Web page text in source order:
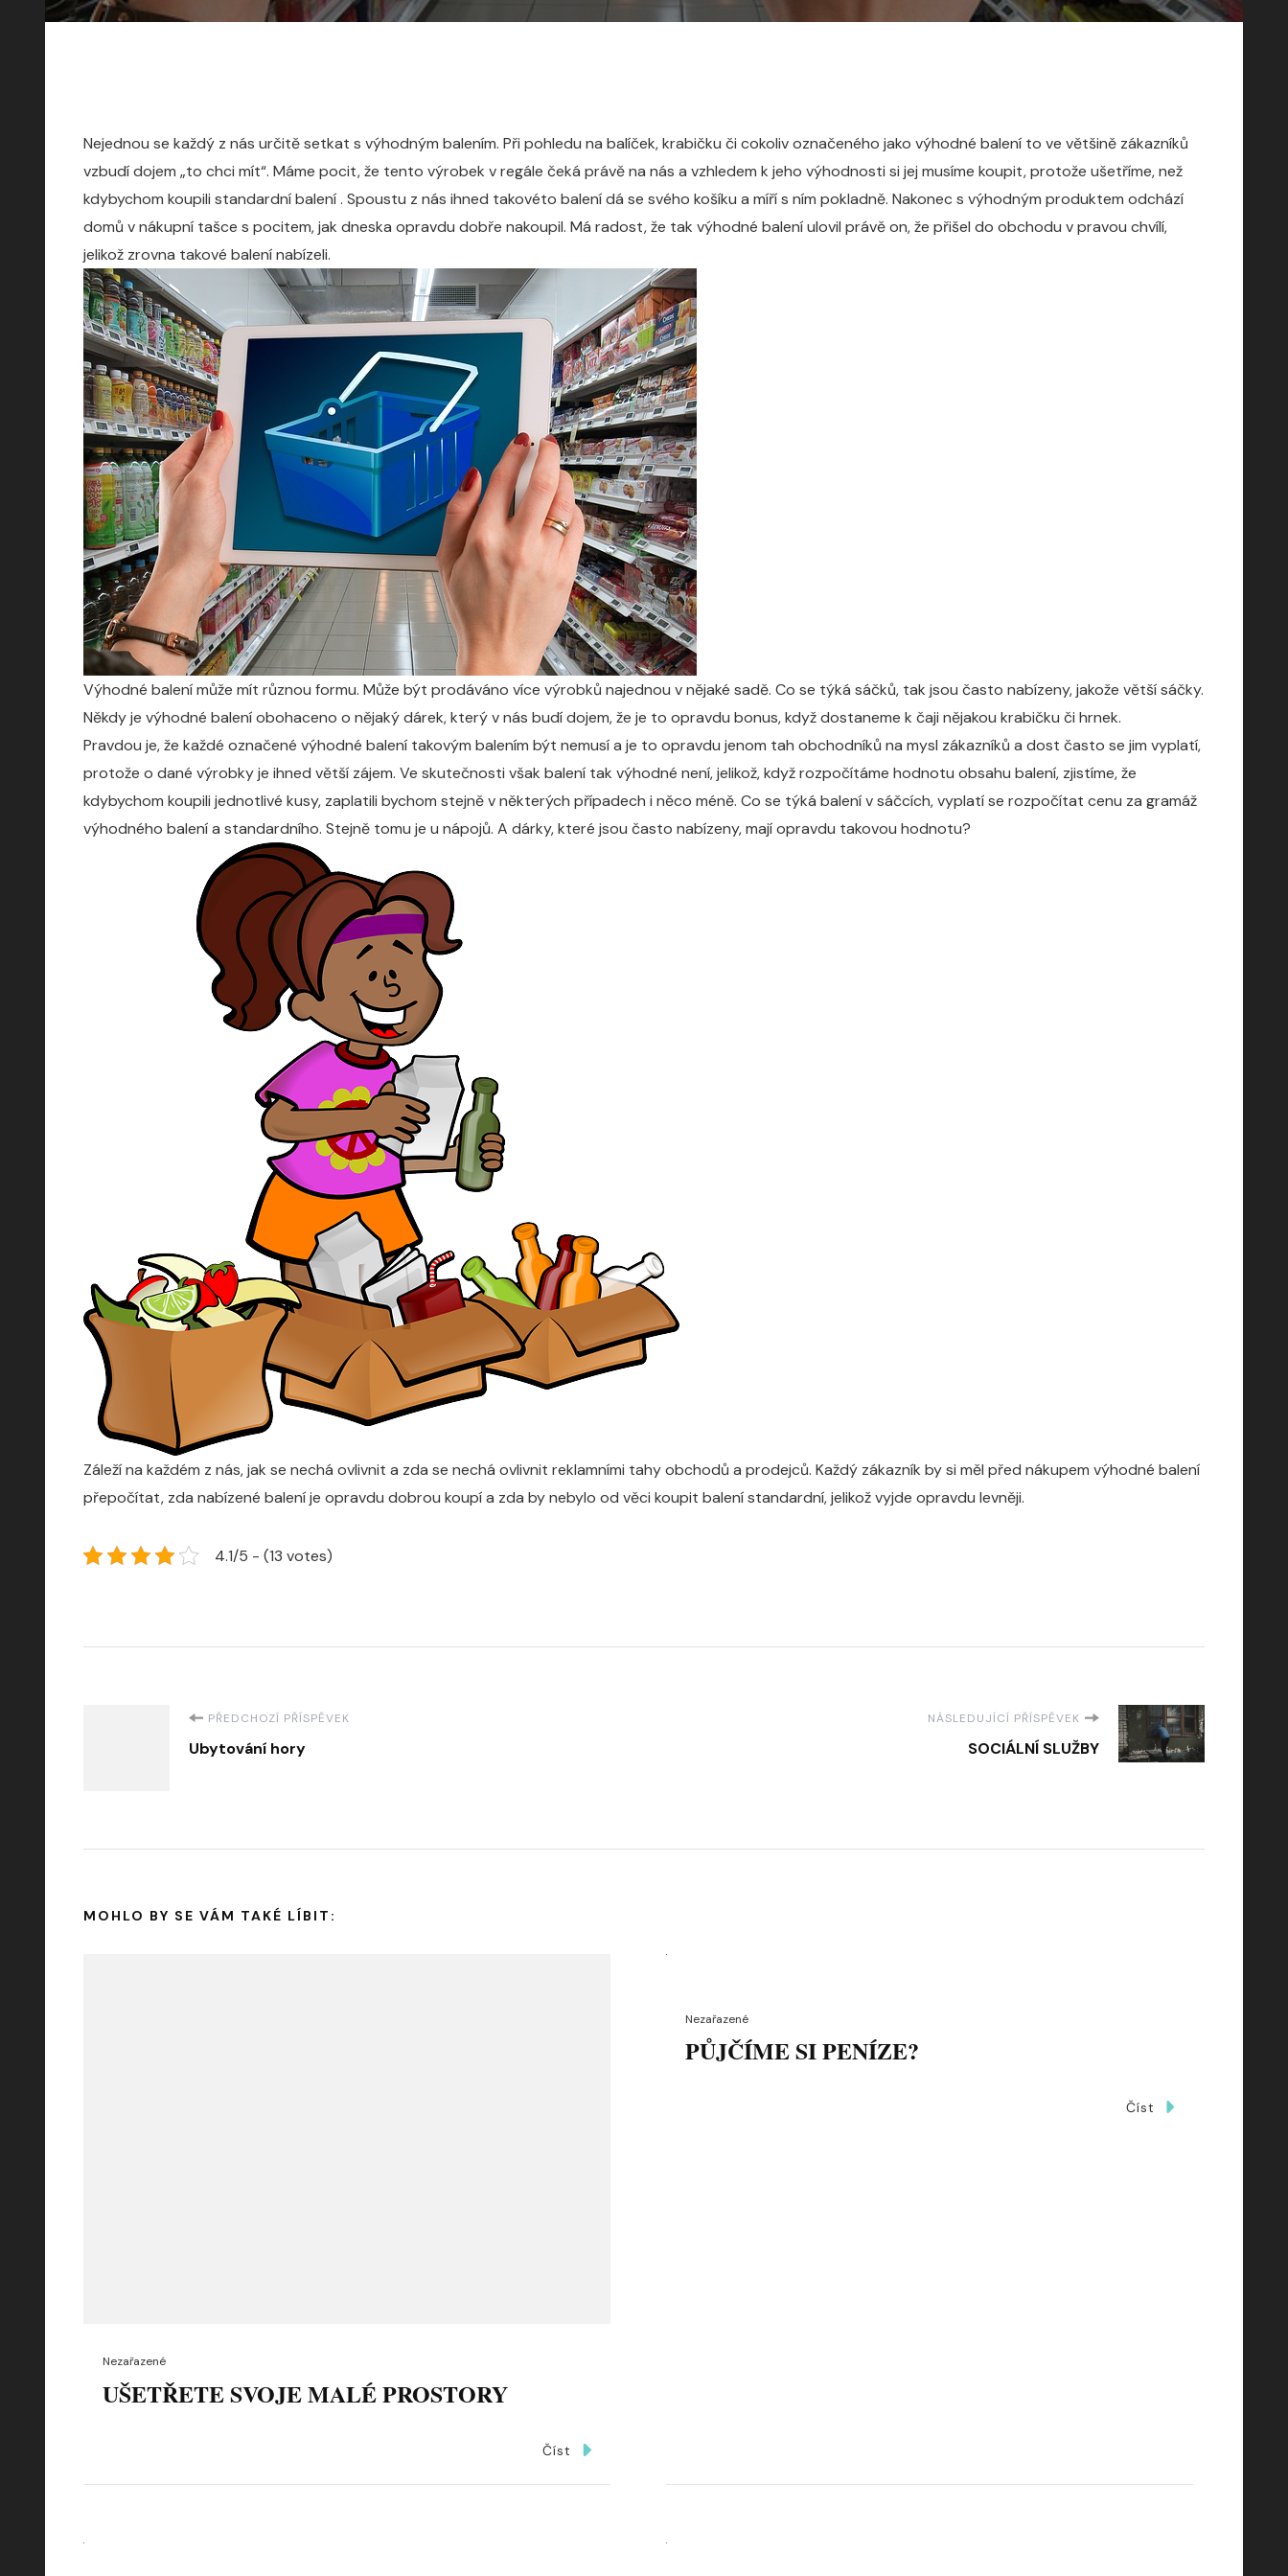
Nejednou se každý z nás určitě setkat s výhodným balením. Při pohledu na balíček, krabičku či cokoliv označeného jako výhodné balení to ve většině zákazníků
vzbudí dojem „to chci mít“. Máme pocit, že tento výrobek v regále čeká právě na nás a vzhledem k jeho výhodnosti si jej musíme koupit, protože ušetříme, než
kdybychom koupili standardní balení. Spoustu z nás ihned takovéto balení dá se svého košíku a míří s ním pokladně. Nakonec s výhodným produktem odchází
domů v nákupní tašce s pocitem, jak dneska opravdu dobře nakoupil. Má radost, že tak výhodné balení ulovil právě on, že přišel do obchodu v pravou chvílí,
jelikož zrovna takové balení nabízeli.
Výhodné balení může mít různou formu. Může být prodáváno více výrobků najednou v nějaké sadě. Co se týká sáčků, tak jsou často nabízeny, jakože větší sáčky.
Někdy je výhodné balení obohaceno o nějaký dárek, který v nás budí dojem, že je to opravdu bonus, když dostaneme k čaji nějakou krabičku či hrnek.
Pravdou je, že každé označené výhodné balení takovým balením být nemusí a je to opravdu jenom tah obchodníků na mysl zákazníků a dost často se jim vyplatí,
protože o dané výrobky je ihned větší zájem. Ve skutečnosti však balení tak výhodné není, jelikož, když rozpočítáme hodnotu obsahu balení, zjistíme, že
kdybychom koupili jednotlivé kusy, zaplatili bychom stejně v některých případech i něco méně. Co se týká balení v sáčcích, vyplatí se rozpočítat cenu za gramáž
výhodného balení a standardního. Stejně tomu je u nápojů. A dárky, které jsou často nabízeny, mají opravdu takovou hodnotu?
Záleží na každém z nás, jak se nechá ovlivnit a zda se nechá ovlivnit reklamními tahy obchodů a prodejců. Každý zákazník by si měl před nákupem výhodné balení
přepočítat, zda nabízené balení je opravdu dobrou koupí a zda by nebylo od věci koupit balení standardní, jelikož vyjde opravdu levněji.
4.1/5 - (13 votes)
NavigacePŘEDCHOZÍ PŘÍSPĚVEK
Ubytování hory
NÁSLEDUJÍCÍ PŘÍSPĚVEK
SOCIÁLNÍ SLUŽBY
MOHLO BY SE VÁM TAKÉ LÍBIT:
Nezařazené
UŠETŘETE SVOJE MALÉ PROSTORY
Číst
Nezařazené
PŮJČÍME SI PENÍZE?
Číst